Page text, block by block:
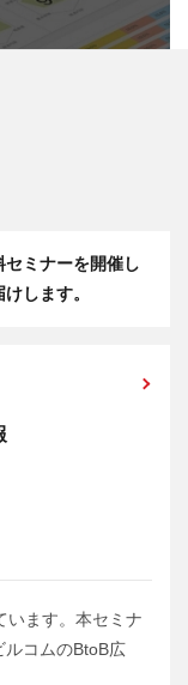
ミナーを開催し
します。
います。本セミナ
ルコムのBtoB広